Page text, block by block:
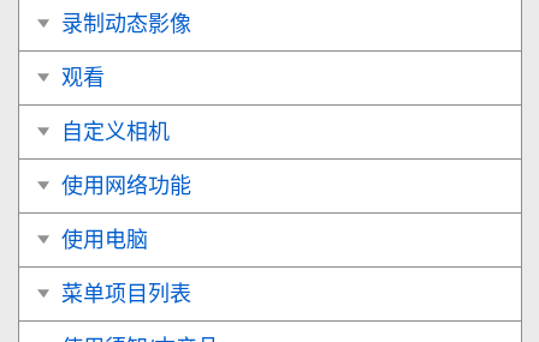
录制动态影像
观看
自定义相机
使用网络功能
使用电脑
菜单项目列表